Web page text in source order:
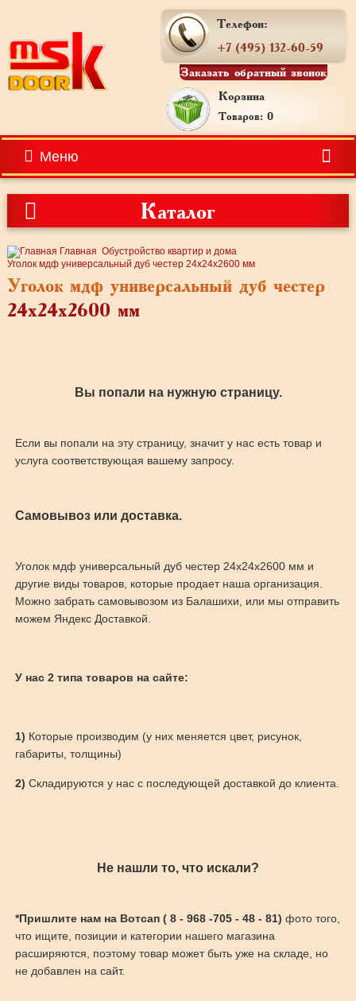
Телефон:
+7 (495) 132-60-59
Заказать обратный звонок
Корзина
Товаров: 0
Меню
Каталог
Главная Обустройство квартир и дома
Уголок мдф универсальный дуб честер 24x24x2600 мм
Уголок мдф универсальный дуб честер
24x24x2600 мм
Вы попали на нужную страницу.
Если вы попали на эту страницу, значит у нас есть товар и
услуга соответствующая вашему запросу.
Самовывоз или доставка.
Уголок мдф универсальный дуб честер 24x24x2600 мм и
другие виды товаров, которые продает наша организация.
Можно забрать самовывозом из Балашихи, или мы отправить
можем Яндекс Доставкой.
У нас 2 типа товаров на сайте:
1) Которые производим (у них меняется цвет, рисунок,
габариты, толщины)
2) Складируются у нас с последующей доставкой до клиента.
Не нашли то, что искали?
*Пришлите нам на Вотсап ( 8 - 968 -705 - 48 - 81) фото того,
что ищите, позиции и категории нашего магазина
расширяются, поэтому товар может быть уже на складе, но
не добавлен на сайт.